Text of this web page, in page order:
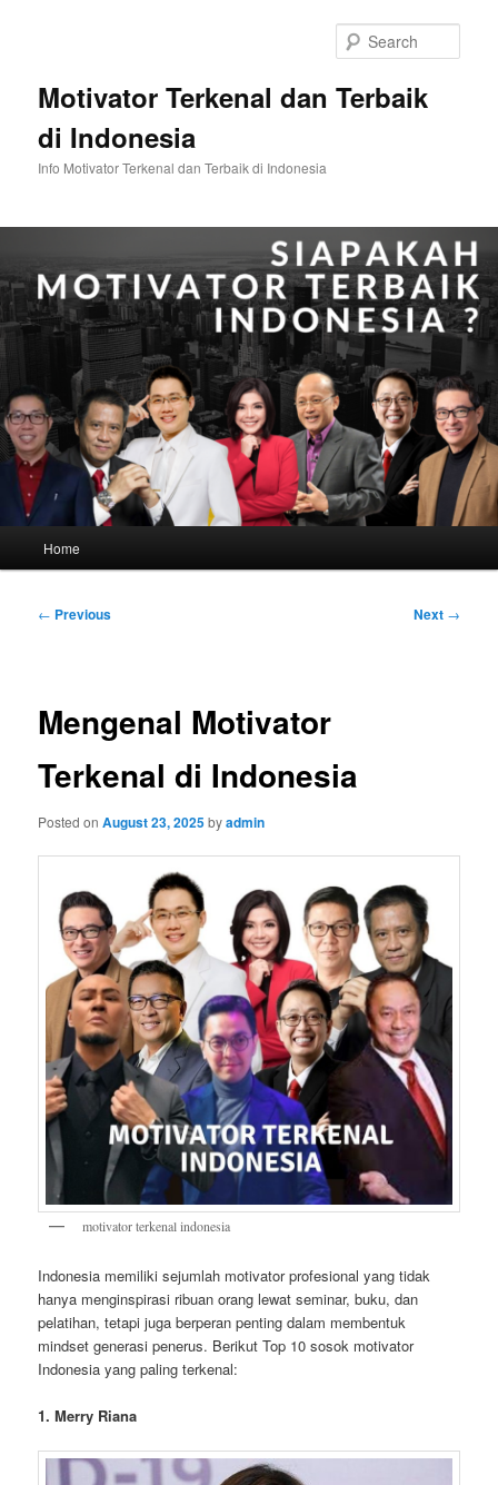
Motivator Terkenal dan Terbaik
di Indonesia
Info Motivator Terkenal dan Terbaik di Indonesia
Home
Post
← Previous Next →
Mengenal Motivator
Terkenal di Indonesia
Posted onAugust 23, 2025byadmin
motivator terkenal indonesia
Indonesia memiliki sejumlah motivator profesional yang tidak
hanya menginspirasi ribuan orang lewat seminar, buku, dan
pelatihan, tetapi juga berperan penting dalam membentuk
mindset generasi penerus. Berikut Top 10 sosok motivator
Indonesia yang paling terkenal:
1. Merry Riana